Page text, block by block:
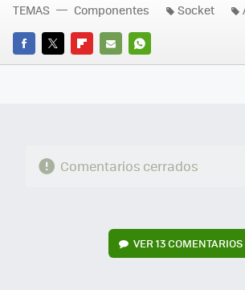
FACEBOOK
TWITTERFLIPBOARD
E-
WHATSAPP
TEMAS Componentes Socket
Comentarios cerrados
VER 13 COMENTARIOS